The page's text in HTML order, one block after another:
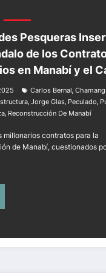
Pesqueras
de los
en Manabí y el
Carlos Bernal,
, Jorge Glas, Peculado,
, Reconstrucción De Manabí
millonarios contratos para la
de Manabí, cuestionados